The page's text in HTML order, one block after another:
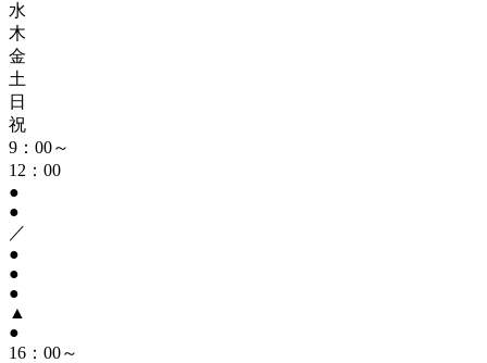
水
木
金
土
日
祝
9：00～
12：00
●
●
／
●
●
●
▲
●
16：00～